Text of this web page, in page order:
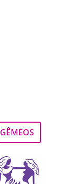
GÊMEOS